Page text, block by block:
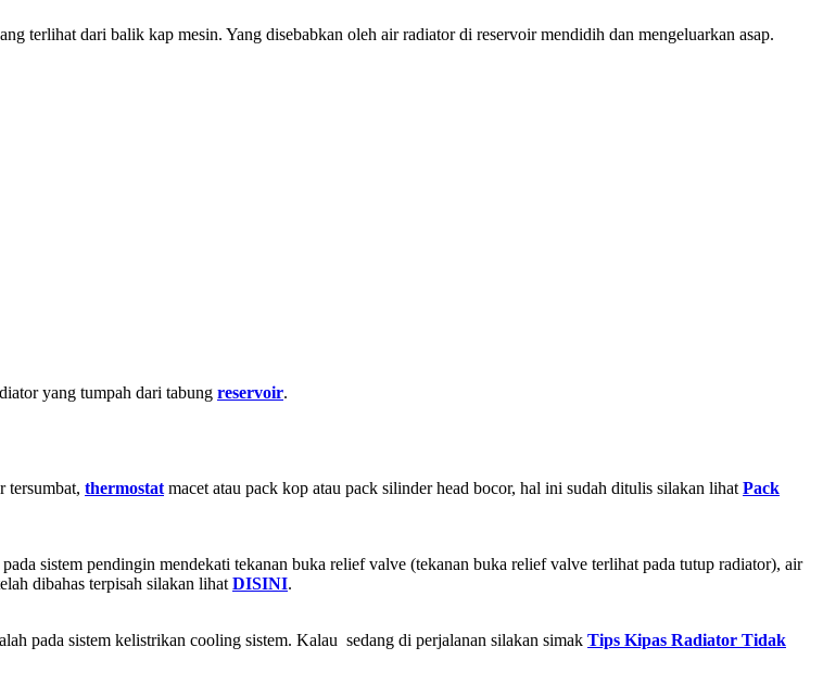
terlihat dari balik kap mesin. Yang disebabkan oleh air radiator di reservoir mendidih dan mengeluarkan asap.
yang tumpah dari tabung reservoir.
tersumbat, thermostat macet atau pack kop atau pack silinder head bocor, hal ini sudah ditulis silakan lihat Pack
sistem pendingin mendekati tekanan buka relief valve (tekanan buka relief valve terlihat pada tutup radiator), air
dibahas terpisah silakan lihat DISINI.
pada sistem kelistrikan cooling sistem. Kalau sedang di perjalanan silakan simak Tips Kipas Radiator Tidak